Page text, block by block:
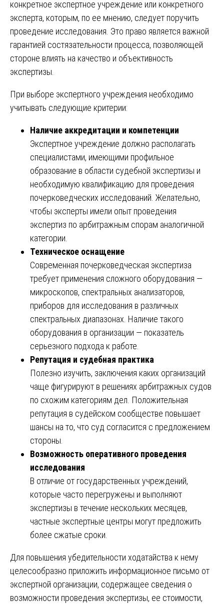
конкретное экспертное учреждение или конкретного
эксперта, которым, по ее мнению, следует поручить
проведение исследования. Это право является важной
гарантией состязательности процесса, позволяющей
стороне влиять на качество и объективность
экспертизы.
При выборе экспертного учреждения необходимо
учитывать следующие критерии:
Наличие аккредитации и компетенции
Экспертное учреждение должно располагать
специалистами, имеющими профильное
образование в области судебной экспертизы и
необходимую квалификацию для проведения
почерковедческих исследований. Желательно,
чтобы эксперты имели опыт проведения
экспертиз по арбитражным спорам аналогичной
категории.
Техническое оснащение
Современная почерковедческая экспертиза
требует применения сложного оборудования —
микроскопов, спектральных анализаторов,
приборов для исследования в различных
спектральных диапазонах. Наличие такого
оборудования в организации — показатель
серьезного подхода к работе.
Репутация и судебная практика
Полезно изучить, заключения каких организаций
чаще фигурируют в решениях арбитражных судов
по схожим категориям дел. Положительная
репутация в судейском сообществе повышает
шансы на то, что суд согласится с предложением
стороны.
Возможность оперативного проведения
исследования
В отличие от государственных учреждений,
которые часто перегружены и выполняют
экспертизы в течение нескольких месяцев,
частные экспертные центры могут предложить
более сжатые сроки.
Для повышения убедительности ходатайства к нему
целесообразно приложить информационное письмо от
экспертной организации, содержащее сведения о
возможности проведения экспертизы, ее стоимости,